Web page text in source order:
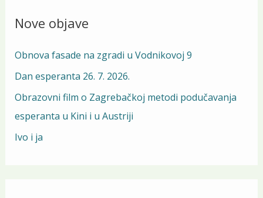
c
f
o
r
:
Nove objave
Obnova fasade na zgradi u Vodnikovoj 9
Dan esperanta 26. 7. 2026.
Obrazovni film o Zagrebačkoj metodi podučavanja
esperanta u Kini i u Austriji
Ivo i ja